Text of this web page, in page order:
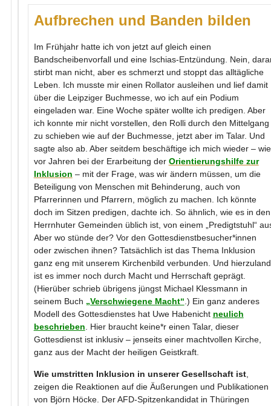
Aufbrechen und Banden bilden
Im Frühjahr hatte ich von jetzt auf gleich einen
Bandscheibenvorfall und eine Ischias-Entzündung. Nein,
stirbt man nicht, aber es schmerzt und stoppt das alltägliche
Leben. Ich musste mir einen Rollator ausleihen und lief damit
über die Leipziger Buchmesse, wo ich auf ein Podium
eingeladen war. Eine Woche später wollte ich predigen. Aber
ich konnte mir nicht vorstellen, den Rolli durch den Mittelgang
zu schieben wie auf der Buchmesse, jetzt aber im Talar. Und
sagte also ab. Aber seitdem beschäftige ich mich wieder – wie
vor Jahren bei der Erarbeitung der Orientierungshilfe zur
Inklusion – mit der Frage, was wir ändern müssen, um die
Beteiligung von Menschen mit Behinderung, auch von
Pfarrerinnen und Pfarrern, möglich zu machen. Ich könnte
doch im Sitzen predigen, dachte ich. So ähnlich, wie es in den
Herrnhuter Gemeinden üblich ist, von einem „Predigtstuhl“
Aber wo stünde der? Vor den Gottesdienstbesucher*innen
oder zwischen ihnen? Tatsächlich ist das Thema Inklusion
ganz eng mit unserem Kirchenbild verbunden. Und
ist es immer noch durch Macht und Herrschaft geprägt.
(Hierüber schrieb übrigens jüngst Michael Klessmann in
seinem Buch „Verschwiegene Macht“ .) Ein ganz anderes
Modell des Gottesdienstes hat Uwe Habenicht neulich
beschrieben . Hier braucht keine*r einen Talar, dieser
Gottesdienst ist inklusiv – jenseits einer machtvollen Kirche,
ganz aus der Macht der heiligen Geistkraft.
Wie umstritten Inklusion in unserer Gesellschaft ist,
zeigen die Reaktionen auf die Äußerungen und Publikationen
von Björn Höcke. Der AFD-Spitzenkandidat in Thüringen